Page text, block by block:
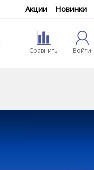
Акции Новинки
Сравнить Войти